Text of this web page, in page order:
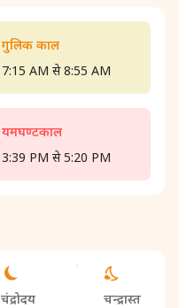
गुलिक काल
7:15 AM से 8:55 AM
यमघण्टकाल
3:39 PM से 5:20 PM
चंद्रोदय
चन्द्रास्त